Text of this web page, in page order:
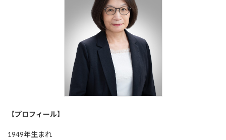
【プロフィール】
1949年生まれ